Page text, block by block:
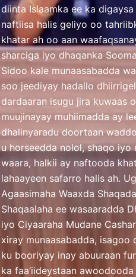
diinta Islaamka ee ka
naftiisa halis geliyo oo
khatar ah oo aan
sharciga iyo dhaqanka
Sidoo kale munaasabadda
soo jeediyay hadallo
dardaaran isugu jira kuwaas
muujinayay muhiimadda ay
dhalinyaradu doortaan
u horseedda nolol, shaqo iyo
waara, halkii ay naftooda
lahaayeen safarro halis ah.
Agaasimaha Waaxda
Shaqaalaha ee wasaaradda
iyo Ciyaaraha Mudane
xiray munaasabadda, isagoo
ku booriyay inay abuuraan
ka faa’iideystaan